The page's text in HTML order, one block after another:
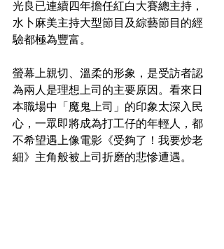
光良已連續四年擔任紅白大賽總主持，
水卜麻美主持大型節目及綜藝節目的經
驗都極為豐富。
螢幕上親切、溫柔的形象，是受訪者認
為兩人是理想上司的主要原因。看來日
本職場中「魔鬼上司」的印象太深入民
心，一眾即將成為打工仔的年輕人，都
不希望遇上像電影《受夠了！我要炒老
細》主角般被上司折磨的悲慘遭遇。